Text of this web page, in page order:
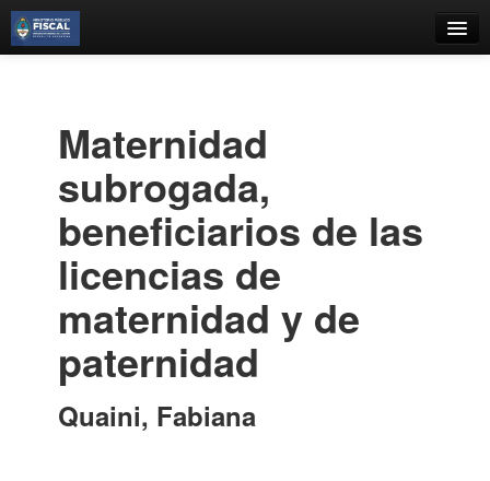
Estantes Virtuales
Contacto
Iniciar sesión
Maternidad
subrogada,
beneficiarios de las
licencias de
maternidad y de
paternidad
Quaini, Fabiana